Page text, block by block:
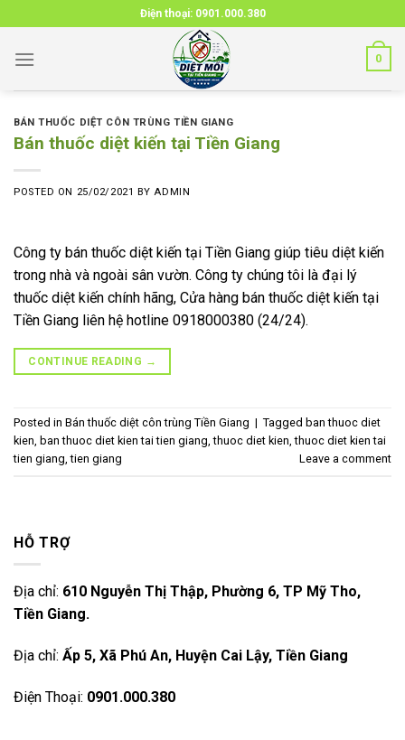
to
content
Điện thoại: 0901.000.380
0
BÁN THUỐC DIỆT CÔN TRÙNG TIỀN GIANG
Bán thuốc diệt kiến tại Tiền Giang
POSTED ON 25/02/2021 BY ADMIN
Công ty bán thuốc diệt kiến tại Tiền Giang giúp tiêu diệt kiến
trong nhà và ngoài sân vườn. Công ty chúng tôi là đại lý
thuốc diệt kiến chính hãng, Cửa hàng bán thuốc diệt kiến tại
Tiền Giang liên hệ hotline 0918000380 (24/24).
CONTINUE READING →
Posted in Bán thuốc diệt côn trùng Tiền Giang | Tagged ban thuoc diet
kien ban thuoc diet kien tai tien giang ,thuoc diet kien ,thuoc diet kien tai
tien giang ,tien giang Leave a comment
HỖ TRỢ
Địa chỉ: 610 Nguyễn Thị Thập, Phường 6, TP Mỹ Tho,
Tiền Giang.
Địa chỉ: Ấp 5, Xã Phú An, Huyện Cai Lậy, Tiền Giang
Điện Thoại: 0901.000.380